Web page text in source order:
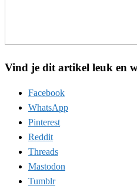
Vind je dit artikel leuk en
Facebook
WhatsApp
Pinterest
Reddit
Threads
Mastodon
Tumblr